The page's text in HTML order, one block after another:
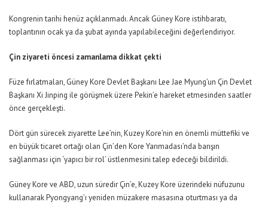
Kongrenin tarihi henüz açıklanmadı. Ancak Güney Kore istihbaratı,
toplantının ocak ya da şubat ayında yapılabileceğini değerlendiriyor.
Çin ziyareti öncesi zamanlama dikkat çekti
Füze fırlatmaları, Güney Kore Devlet Başkanı Lee Jae Myung’un Çin Devlet
Başkanı Xi Jinping ile görüşmek üzere Pekin’e hareket etmesinden saatler
önce gerçekleşti.
Dört gün sürecek ziyarette Lee’nin, Kuzey Kore’nin en önemli müttefiki ve
en büyük ticaret ortağı olan Çin’den Kore Yarımadası’nda barışın
sağlanması için ‘yapıcı bir rol’ üstlenmesini talep edeceği bildirildi.
Güney Kore ve ABD, uzun süredir Çin’e, Kuzey Kore üzerindeki nüfuzunu
kullanarak Pyongyang’ı yeniden müzakere masasına oturtması ya da